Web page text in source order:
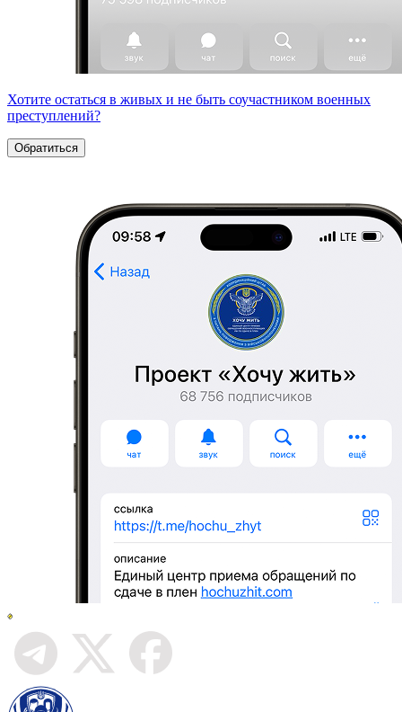
Хотите остаться в живых и не быть соучастником военных
преступлений?
Обратиться